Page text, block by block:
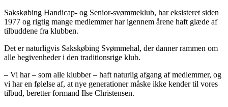
Sakskøbing Handicap- og Senior-svømmeklub, har eksisteret siden
1977 og rigtig mange medlemmer har igennem årene haft glæde af
tilbuddene fra klubben.
Det er naturligvis Sakskøbing Svømmehal, der danner rammen om
alle begivenheder i den traditionsrige klub.
– Vi har – som alle klubber – haft naturlig afgang af medlemmer, og
vi har en følelse af, at nye generationer måske ikke kender til vores
tilbud, beretter formand Ilse Christensen.